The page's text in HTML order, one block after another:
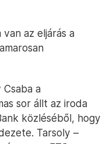
az eljárás a
a
sor állt az iroda
közléséből, hogy
Tarsoly –